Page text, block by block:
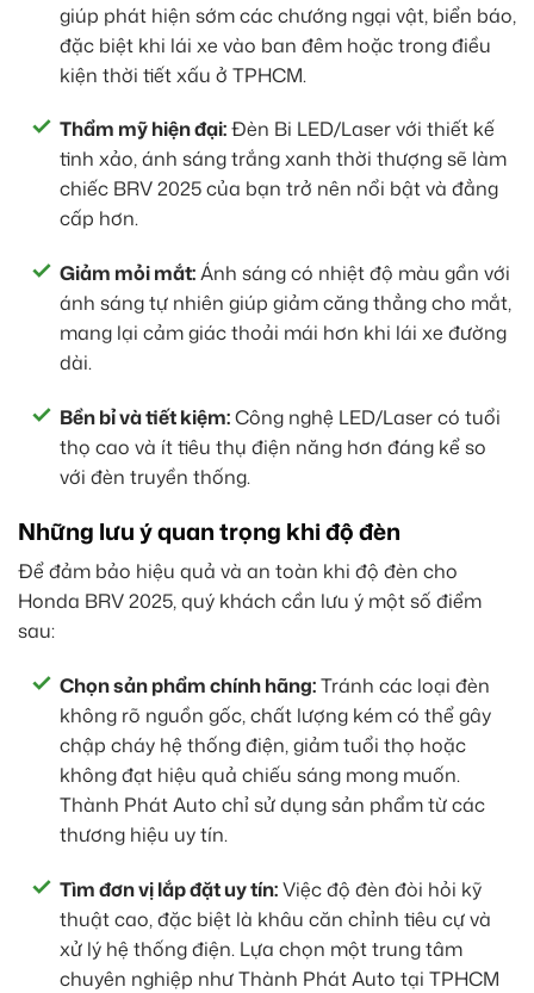
giúp phát hiện sớm các chướng ngại vật, biển báo,
đặc biệt khi lái xe vào ban đêm hoặc trong điều
kiện thời tiết xấu ở TPHCM.
Thẩm mỹ hiện đại:Đèn Bi LED/Laser với thiết kế
tinh xảo, ánh sáng trắng xanh thời thượng sẽ làm
chiếc BRV 2025 của bạn trở nên nổi bật và đẳng
cấp hơn.
Giảm mỏi mắt:Ánh sáng có nhiệt độ màu gần với
ánh sáng tự nhiên giúp giảm căng thẳng cho mắt,
mang lại cảm giác thoải mái hơn khi lái xe đường
dài.
Bền bỉ và tiết kiệm:Công nghệ LED/Laser có tuổi
thọ cao và ít tiêu thụ điện năng hơn đáng kể so
với đèn truyền thống.
Những lưu ý quan trọng khi độ đèn
Để đảm bảo hiệu quả và an toàn khi độ đèn cho
Honda BRV 2025, quý khách cần lưu ý một số điểm
sau:
Chọn sản phẩm chính hãng:Tránh các loại đèn
không rõ nguồn gốc, chất lượng kém có thể gây
chập cháy hệ thống điện, giảm tuổi thọ hoặc
không đạt hiệu quả chiếu sáng mong muốn.
Thành Phát Auto chỉ sử dụng sản phẩm từ các
thương hiệu uy tín.
Tìm đơn vị lắp đặt uy tín:Việc độ đèn đòi hỏi kỹ
thuật cao, đặc biệt là khâu căn chỉnh tiêu cự và
xử lý hệ thống điện. Lựa chọn một trung tâm
chuyên nghiệp như Thành Phát Auto tại TPHCM